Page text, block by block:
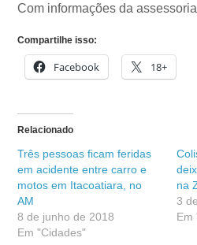
Com informações da assessoria
Compartilhe isso:
Facebook 18+
Relacionado
Três pessoas ficam feridas
em acidente entre carro e
motos em Itacoatiara, no
AM
8 de junho de 2018
Em "Cidades"
na
3
Em